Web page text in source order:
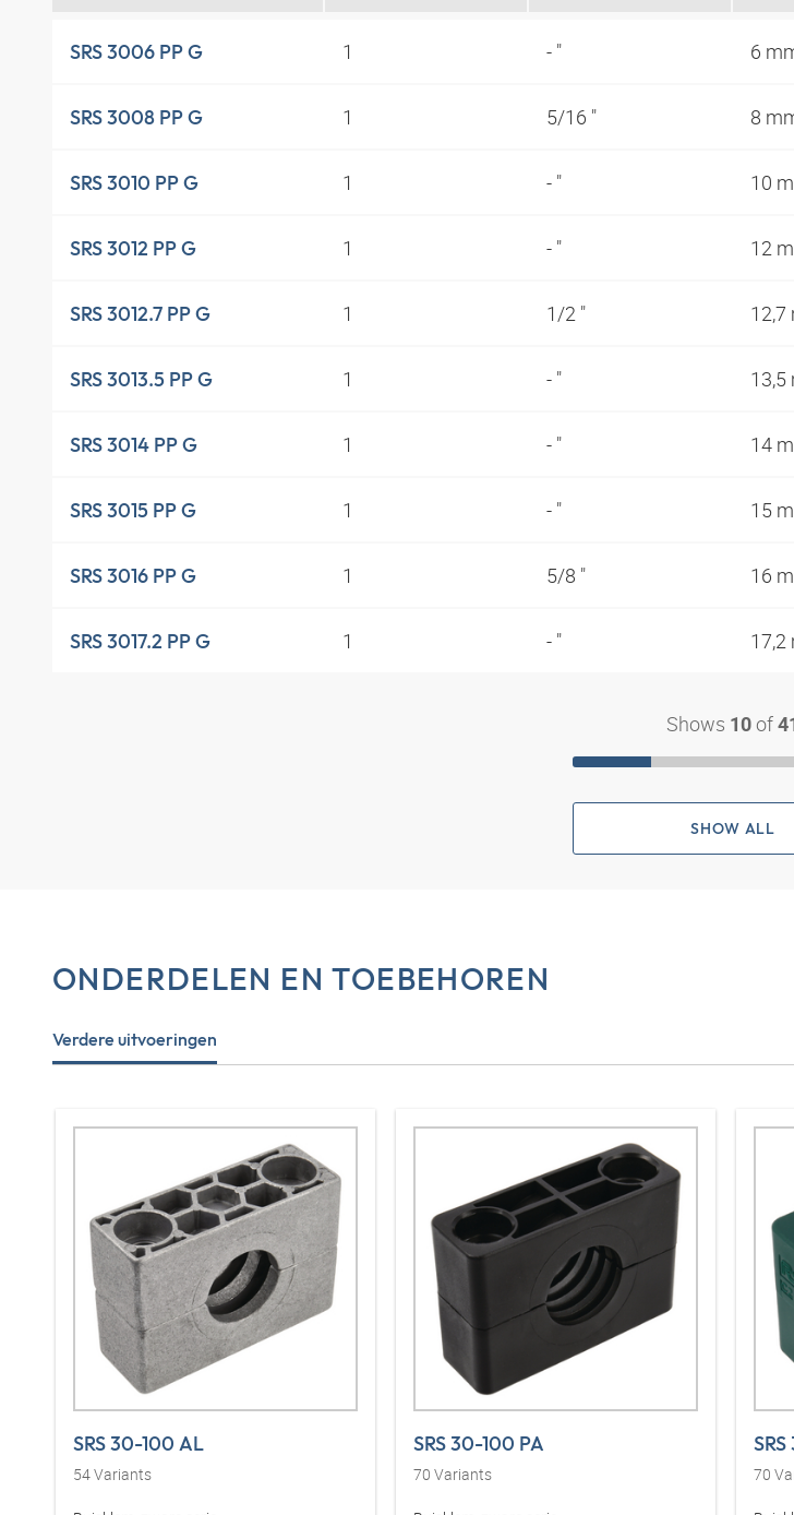
SRS 3006 PP G 1 - " 6
SRS 3008 PP G 1 5/16 " 8
SRS 3010 PP G 1 - " 10
SRS 3012 PP G 1 - " 12
SRS 3012.7 PP G 1 1/2 " 12,7
SRS 3013.5 PP G 1 - " 13,5
SRS 3014 PP G 1 - " 14
SRS 3015 PP G 1 - " 15
SRS 3016 PP G 1 5/8 " 16
SRS 3017.2 PP G 1 - " 17,2
Shows 10 of 41
SHOW ALL
ONDERDELEN EN TOEBEHOREN
Verdere uitvoeringen
SRS 30-100 AL
54Variants
SRS 30-100 PA
70 Variants 70